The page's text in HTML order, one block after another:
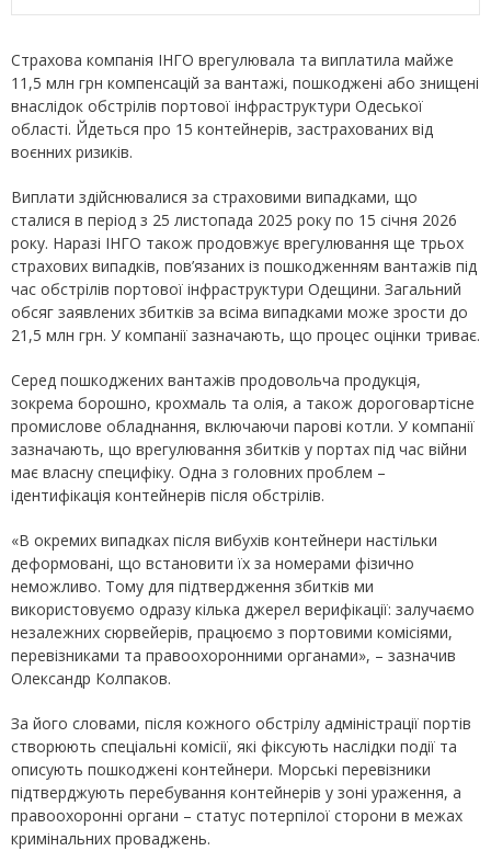
Страхова компанія ІНГО врегулювала та виплатила майже
11,5 млн грн компенсацій за вантажі, пошкоджені або знищені
внаслідок обстрілів портової інфраструктури Одеської
області. Йдеться про 15 контейнерів, застрахованих від
воєнних ризиків.
Виплати здійснювалися за страховими випадками, що
сталися в період з 25 листопада 2025 року по 15 січня 2026
року. Наразі ІНГО також продовжує врегулювання ще трьох
страхових випадків, пов’язаних із пошкодженням вантажів під
час обстрілів портової інфраструктури Одещини. Загальний
обсяг заявлених збитків за всіма випадками може зрости до
21,5 млн грн. У компанії зазначають, що процес оцінки триває.
Серед пошкоджених вантажів продовольча продукція,
зокрема борошно, крохмаль та олія, а також дороговартісне
промислове обладнання, включаючи парові котли. У компанії
зазначають, що врегулювання збитків у портах під час війни
має власну специфіку. Одна з головних проблем –
ідентифікація контейнерів після обстрілів.
«В окремих випадках після вибухів контейнери настільки
деформовані, що встановити їх за номерами фізично
неможливо. Тому для підтвердження збитків ми
використовуємо одразу кілька джерел верифікації: залучаємо
незалежних сюрвейерів, працюємо з портовими комісіями,
перевізниками та правоохоронними органами», – зазначив
Олександр Колпаков.
За його словами, після кожного обстрілу адміністрації портів
створюють спеціальні комісії, які фіксують наслідки події та
описують пошкоджені контейнери. Морські перевізники
підтверджують перебування контейнерів у зоні ураження, а
правоохоронні органи – статус потерпілої сторони в межах
кримінальних проваджень.